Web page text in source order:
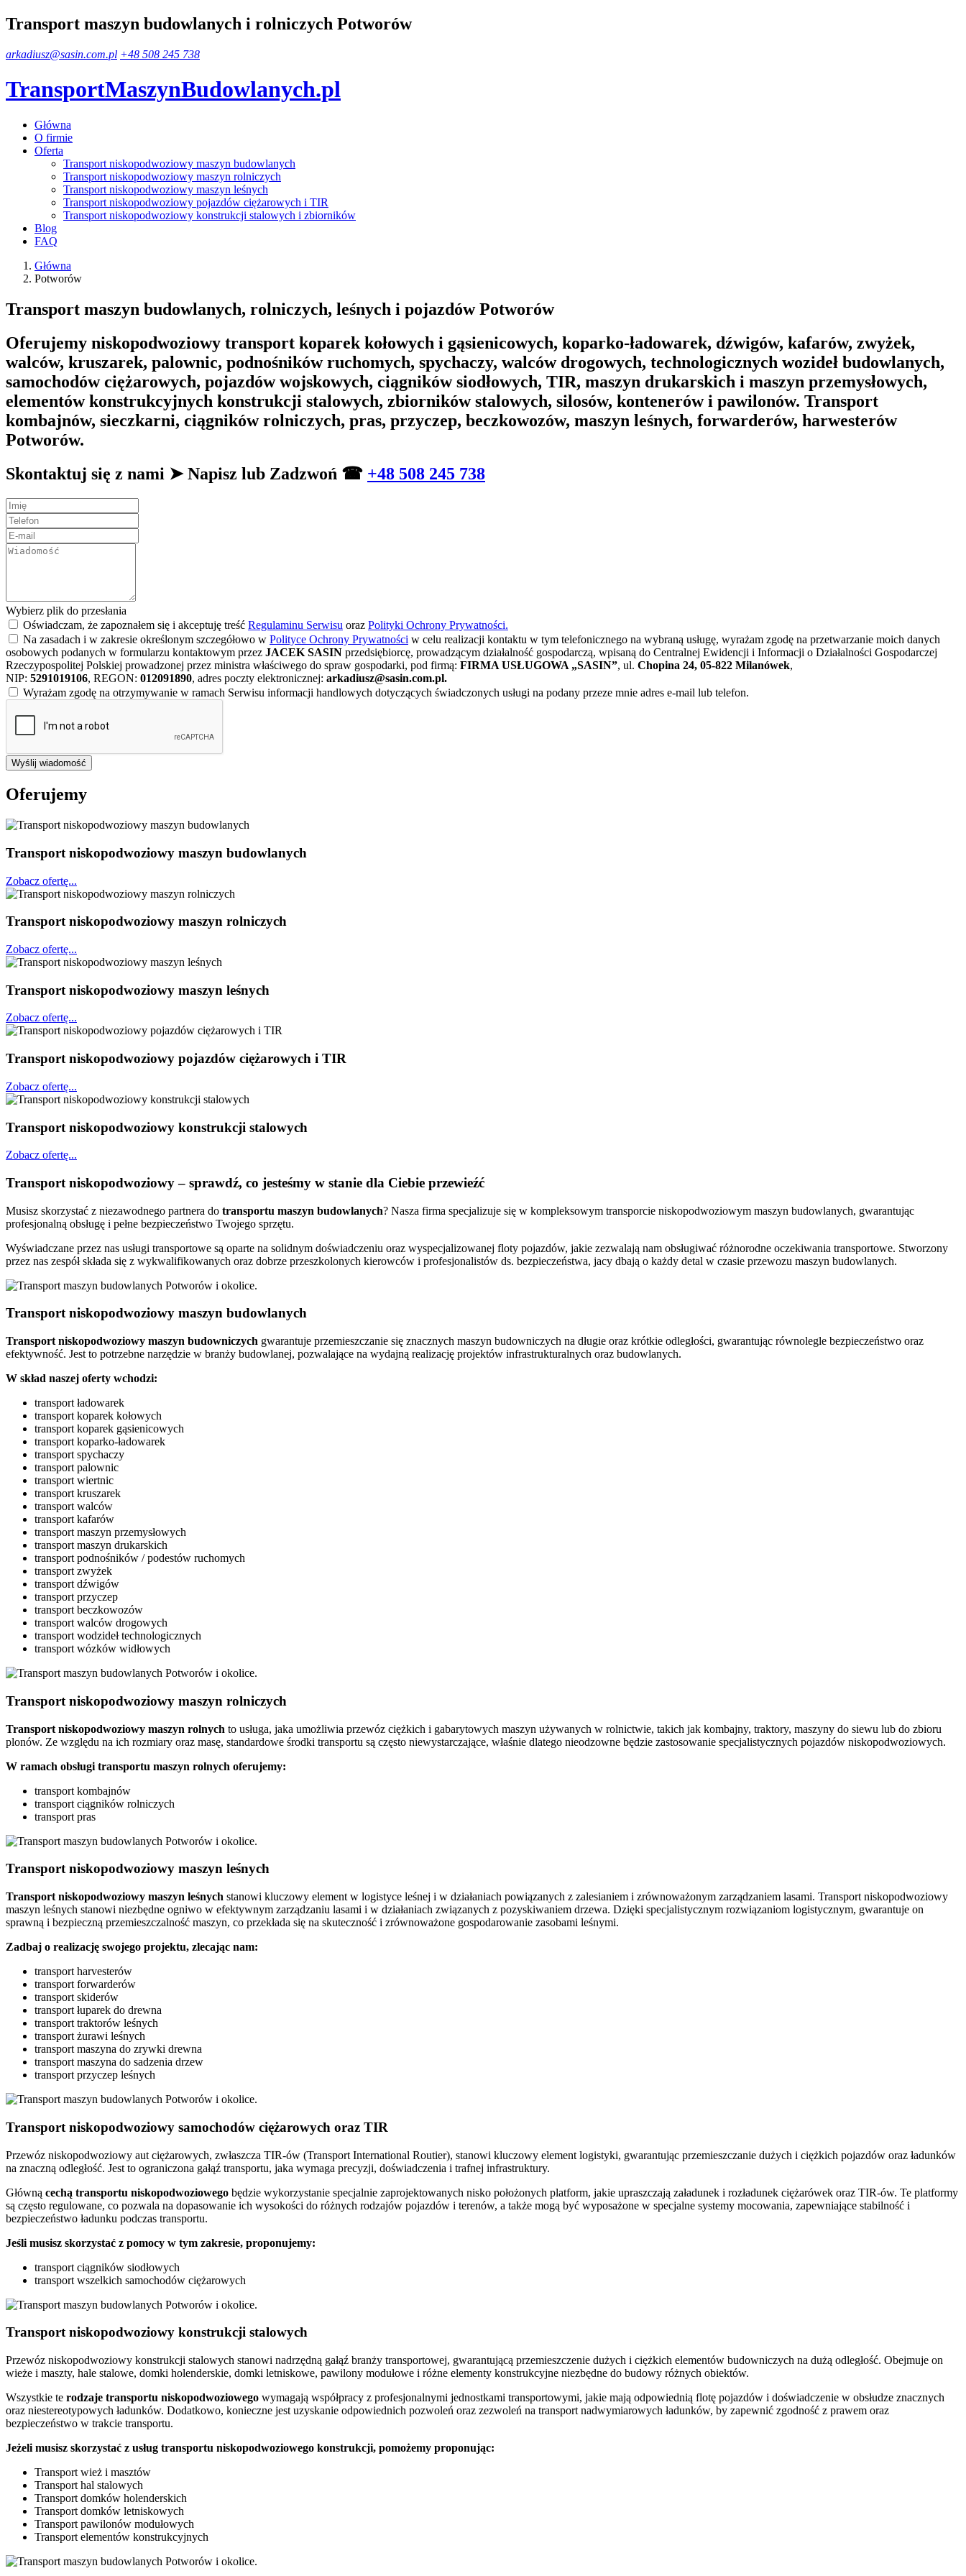
Transport maszyn budowlanych i rolniczych Potworów
arkadiusz@sasin.com.pl +48 508 245 738
TransportMaszynBudowlanych.pl
Główna
O firmie
Oferta
Transport niskopodwoziowy maszyn budowlanych
Transport niskopodwoziowy maszyn rolniczych
Transport niskopodwoziowy maszyn leśnych
Transport niskopodwoziowy pojazdów ciężarowych i TIR
Transport niskopodwoziowy konstrukcji stalowych i zbiorników
Blog
FAQ
Główna
Potworów
Transport maszyn budowlanych, rolniczych, leśnych i pojazdów Potworów
Oferujemy niskopodwoziowy transport koparek kołowych i gąsienicowych, koparko-ładowarek, dźwigów, kafarów, zwyżek,
walców, kruszarek, palownic, podnośników ruchomych, spychaczy, walców drogowych, technologicznych wozideł budowlanych,
samochodów ciężarowych, pojazdów wojskowych, ciągników siodłowych, TIR, maszyn drukarskich i maszyn przemysłowych,
elementów konstrukcyjnych konstrukcji stalowych, zbiorników stalowych, silosów, kontenerów i pawilonów. Transport
kombajnów, sieczkarni, ciągników rolniczych, pras, przyczep, beczkowozów, maszyn leśnych, forwarderów, harwesterów
Potworów.
Skontaktuj się z nami ➤ Napisz lub Zadzwoń ☎ +48 508 245 738
Wybierz plik do przesłania
Oświadczam, że zapoznałem się i akceptuję treść Regulaminu Serwisu oraz Polityki Ochrony Prywatności.
Na zasadach i w zakresie określonym szczegółowo w Polityce Ochrony Prywatności w celu realizacji kontaktu w tym telefonicznego na wybraną usługę, wyrażam zgodę na przetwarzanie moich danych
osobowych podanych w formularzu kontaktowym przez JACEK SASIN przedsiębiorcę, prowadzącym działalność gospodarczą, wpisaną do Centralnej Ewidencji i Informacji o Działalności Gospodarczej
Rzeczypospolitej Polskiej prowadzonej przez ministra właściwego do spraw gospodarki, pod firmą: FIRMA USŁUGOWA „SASIN”, ul. Chopina 24, 05-822 Milanówek,
NIP: 5291019106, REGON: 012091890, adres poczty elektronicznej: arkadiusz@sasin.com.pl.
Wyrażam zgodę na otrzymywanie w ramach Serwisu informacji handlowych dotyczących świadczonych usługi na podany przeze mnie adres e-mail lub telefon.
Wyślij wiadomość
Oferujemy
Transport niskopodwoziowy maszyn budowlanych
Zobacz ofertę...
Transport niskopodwoziowy maszyn rolniczych
Zobacz ofertę...
Transport niskopodwoziowy maszyn leśnych
Zobacz ofertę...
Transport niskopodwoziowy pojazdów ciężarowych i TIR
Zobacz ofertę...
Transport niskopodwoziowy konstrukcji stalowych
Zobacz ofertę...
Transport niskopodwoziowy – sprawdź, co jesteśmy w stanie dla Ciebie przewieźć
Musisz skorzystać z niezawodnego partnera do transportu maszyn budowlanych? Nasza firma specjalizuje się w kompleksowym transporcie niskopodwoziowym maszyn budowlanych, gwarantując
profesjonalną obsługę i pełne bezpieczeństwo Twojego sprzętu.
Wyświadczane przez nas usługi transportowe są oparte na solidnym doświadczeniu oraz wyspecjalizowanej floty pojazdów, jakie zezwalają nam obsługiwać różnorodne oczekiwania transportowe. Stworzony
przez nas zespół składa się z wykwalifikowanych oraz dobrze przeszkolonych kierowców i profesjonalistów ds. bezpieczeństwa, jacy dbają o każdy detal w czasie przewozu maszyn budowlanych.
Transport niskopodwoziowy maszyn budowlanych
Transport niskopodwoziowy maszyn budowniczych gwarantuje przemieszczanie się znacznych maszyn budowniczych na długie oraz krótkie odległości, gwarantując równolegle bezpieczeństwo oraz
efektywność. Jest to potrzebne narzędzie w branży budowlanej, pozwalające na wydajną realizację projektów infrastrukturalnych oraz budowlanych.
W skład naszej oferty wchodzi:
transport ładowarek
transport koparek kołowych
transport koparek gąsienicowych
transport koparko-ładowarek
transport spychaczy
transport palownic
transport wiertnic
transport kruszarek
transport walców
transport kafarów
transport maszyn przemysłowych
transport maszyn drukarskich
transport podnośników / podestów ruchomych
transport zwyżek
transport dźwigów
transport przyczep
transport beczkowozów
transport walców drogowych
transport wodzideł technologicznych
transport wózków widłowych
Transport niskopodwoziowy maszyn rolniczych
Transport niskopodwoziowy maszyn rolnych to usługa, jaka umożliwia przewóz ciężkich i gabarytowych maszyn używanych w rolnictwie, takich jak kombajny, traktory, maszyny do siewu lub do zbioru
plonów. Ze względu na ich rozmiary oraz masę, standardowe środki transportu są często niewystarczające, właśnie dlatego nieodzowne będzie zastosowanie specjalistycznych pojazdów niskopodwoziowych.
W ramach obsługi transportu maszyn rolnych oferujemy:
transport kombajnów
transport ciągników rolniczych
transport pras
Transport niskopodwoziowy maszyn leśnych
Transport niskopodwoziowy maszyn leśnych stanowi kluczowy element w logistyce leśnej i w działaniach powiązanych z zalesianiem i zrównoważonym zarządzaniem lasami. Transport niskopodwoziowy
maszyn leśnych stanowi niezbędne ogniwo w efektywnym zarządzaniu lasami i w działaniach związanych z pozyskiwaniem drzewa. Dzięki specjalistycznym rozwiązaniom logistycznym, gwarantuje on
sprawną i bezpieczną przemieszczalność maszyn, co przekłada się na skuteczność i zrównoważone gospodarowanie zasobami leśnymi.
Zadbaj o realizację swojego projektu, zlecając nam:
transport harvesterów
transport forwarderów
transport skiderów
transport łuparek do drewna
transport traktorów leśnych
transport żurawi leśnych
transport maszyna do zrywki drewna
transport maszyna do sadzenia drzew
transport przyczep leśnych
Transport niskopodwoziowy samochodów ciężarowych oraz TIR
Przewóz niskopodwoziowy aut ciężarowych, zwłaszcza TIR-ów (Transport International Routier), stanowi kluczowy element logistyki, gwarantując przemieszczanie dużych i ciężkich pojazdów oraz ładunków
na znaczną odległość. Jest to ograniczona gałąź transportu, jaka wymaga precyzji, doświadczenia i trafnej infrastruktury.
Główną cechą transportu niskopodwoziowego będzie wykorzystanie specjalnie zaprojektowanych nisko położonych platform, jakie upraszczają załadunek i rozładunek ciężarówek oraz TIR-ów. Te platformy
są często regulowane, co pozwala na dopasowanie ich wysokości do różnych rodzajów pojazdów i terenów, a także mogą być wyposażone w specjalne systemy mocowania, zapewniające stabilność i
bezpieczeństwo ładunku podczas transportu.
Jeśli musisz skorzystać z pomocy w tym zakresie, proponujemy:
transport ciągników siodłowych
transport wszelkich samochodów ciężarowych
Transport niskopodwoziowy konstrukcji stalowych
Przewóz niskopodwoziowy konstrukcji stalowych stanowi nadrzędną gałąź branży transportowej, gwarantującą przemieszczenie dużych i ciężkich elementów budowniczych na dużą odległość. Obejmuje on
wieże i maszty, hale stalowe, domki holenderskie, domki letniskowe, pawilony modułowe i różne elementy konstrukcyjne niezbędne do budowy różnych obiektów.
Wszystkie te rodzaje transportu niskopodwoziowego wymagają współpracy z profesjonalnymi jednostkami transportowymi, jakie mają odpowiednią flotę pojazdów i doświadczenie w obsłudze znacznych
oraz niestereotypowych ładunków. Dodatkowo, konieczne jest uzyskanie odpowiednich pozwoleń oraz zezwoleń na transport nadwymiarowych ładunków, by zapewnić zgodność z prawem oraz
bezpieczeństwo w trakcie transportu.
Jeżeli musisz skorzystać z usług transportu niskopodwoziowego konstrukcji, pomożemy proponując:
Transport wież i masztów
Transport hal stalowych
Transport domków holenderskich
Transport domków letniskowych
Transport pawilonów modułowych
Transport elementów konstrukcyjnych